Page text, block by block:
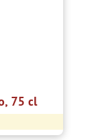
75 cl